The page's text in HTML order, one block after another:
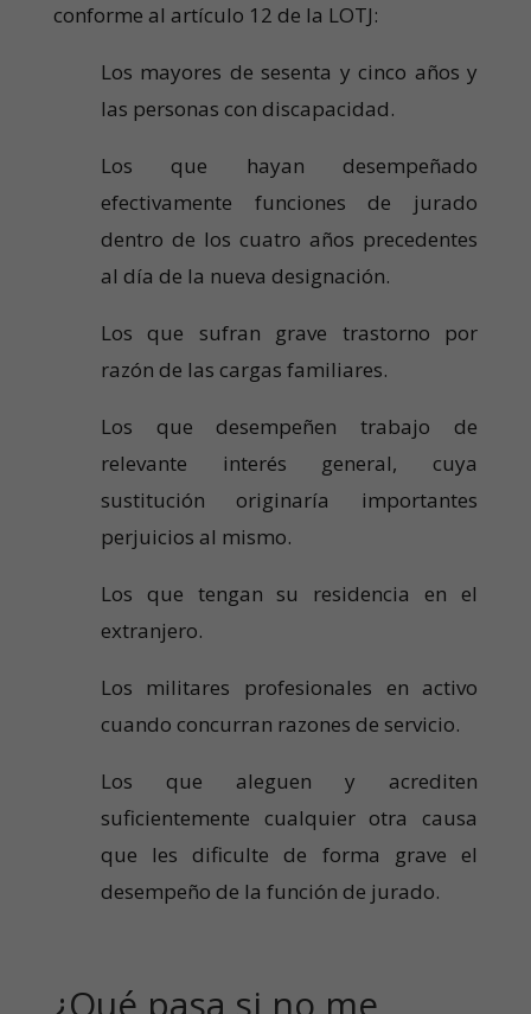
conforme al artículo 12 de la LOTJ:
Los mayores de sesenta y cinco años y
las personas con discapacidad.
Los que hayan desempeñado
efectivamente funciones de jurado
dentro de los cuatro años precedentes
al día de la nueva designación.
Los que sufran grave trastorno por
razón de las cargas familiares.
Los que desempeñen trabajo de
relevante interés general, cuya
sustitución originaría importantes
perjuicios al mismo.
Los que tengan su residencia en el
extranjero.
Los militares profesionales en activo
cuando concurran razones de servicio.
Los que aleguen y acrediten
suficientemente cualquier otra causa
que les dificulte de forma grave el
desempeño de la función de jurado.
¿Qué pasa si no me